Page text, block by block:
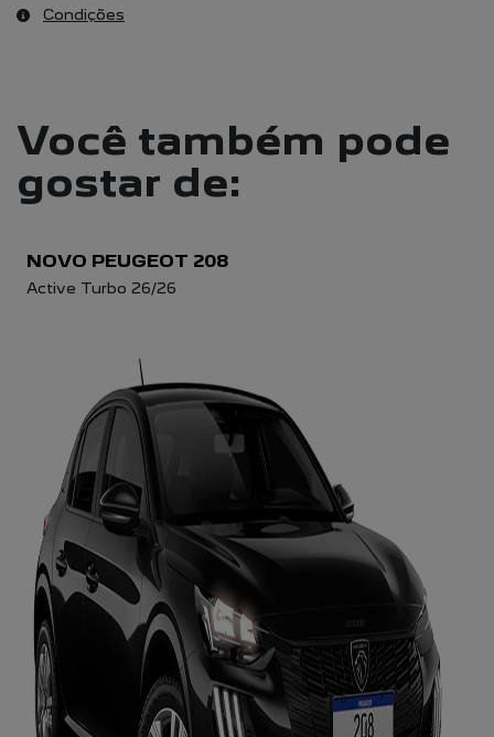
Condições
Você também pode
gostar de:
NOVO PEUGEOT 208
Active Turbo 26/26